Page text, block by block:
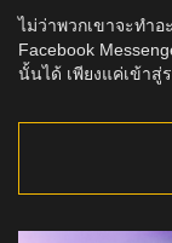
ไม่ว่าพวกเขาจะทำอ
Facebook
นั้นได้ เพียงแค่เข้า